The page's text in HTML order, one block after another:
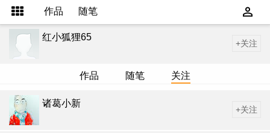
作品 随笔
红小狐狸65
+关注
作品 随笔 关注
诸葛小新
+关注